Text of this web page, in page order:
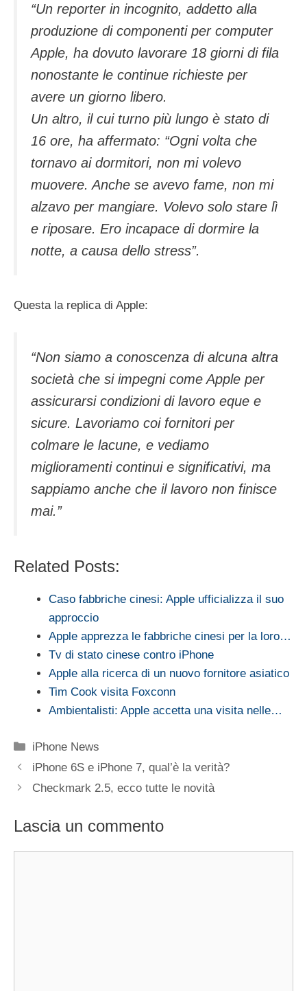
“Un reporter in incognito, addetto alla
produzione di componenti per computer
Apple, ha dovuto lavorare 18 giorni di fila
nonostante le continue richieste per
avere un giorno libero.
Un altro, il cui turno più lungo è stato di
16 ore, ha affermato: “Ogni volta che
tornavo ai dormitori, non mi volevo
muovere. Anche se avevo fame, non mi
alzavo per mangiare. Volevo solo stare lì
e riposare. Ero incapace di dormire la
notte, a causa dello stress”.
Questa la replica di Apple:
“Non siamo a conoscenza di alcuna altra
società che si impegni come Apple per
assicurarsi condizioni di lavoro eque e
sicure. Lavoriamo coi fornitori per
colmare le lacune, e vediamo
miglioramenti continui e significativi, ma
sappiamo anche che il lavoro non finisce
mai.”
Related Posts:
Caso fabbriche cinesi: Apple ufficializza il suo
approccio
Apple apprezza le fabbriche cinesi per la loro…
Tv di stato cinese contro iPhone
Apple alla ricerca di un nuovo fornitore asiatico
Tim Cook visita Foxconn
Ambientalisti: Apple accetta una visita nelle…
Categorie
iPhone News
iPhone 6S e iPhone 7, qual’è la verità?
Checkmark 2.5, ecco tutte le novità
Lascia un commento